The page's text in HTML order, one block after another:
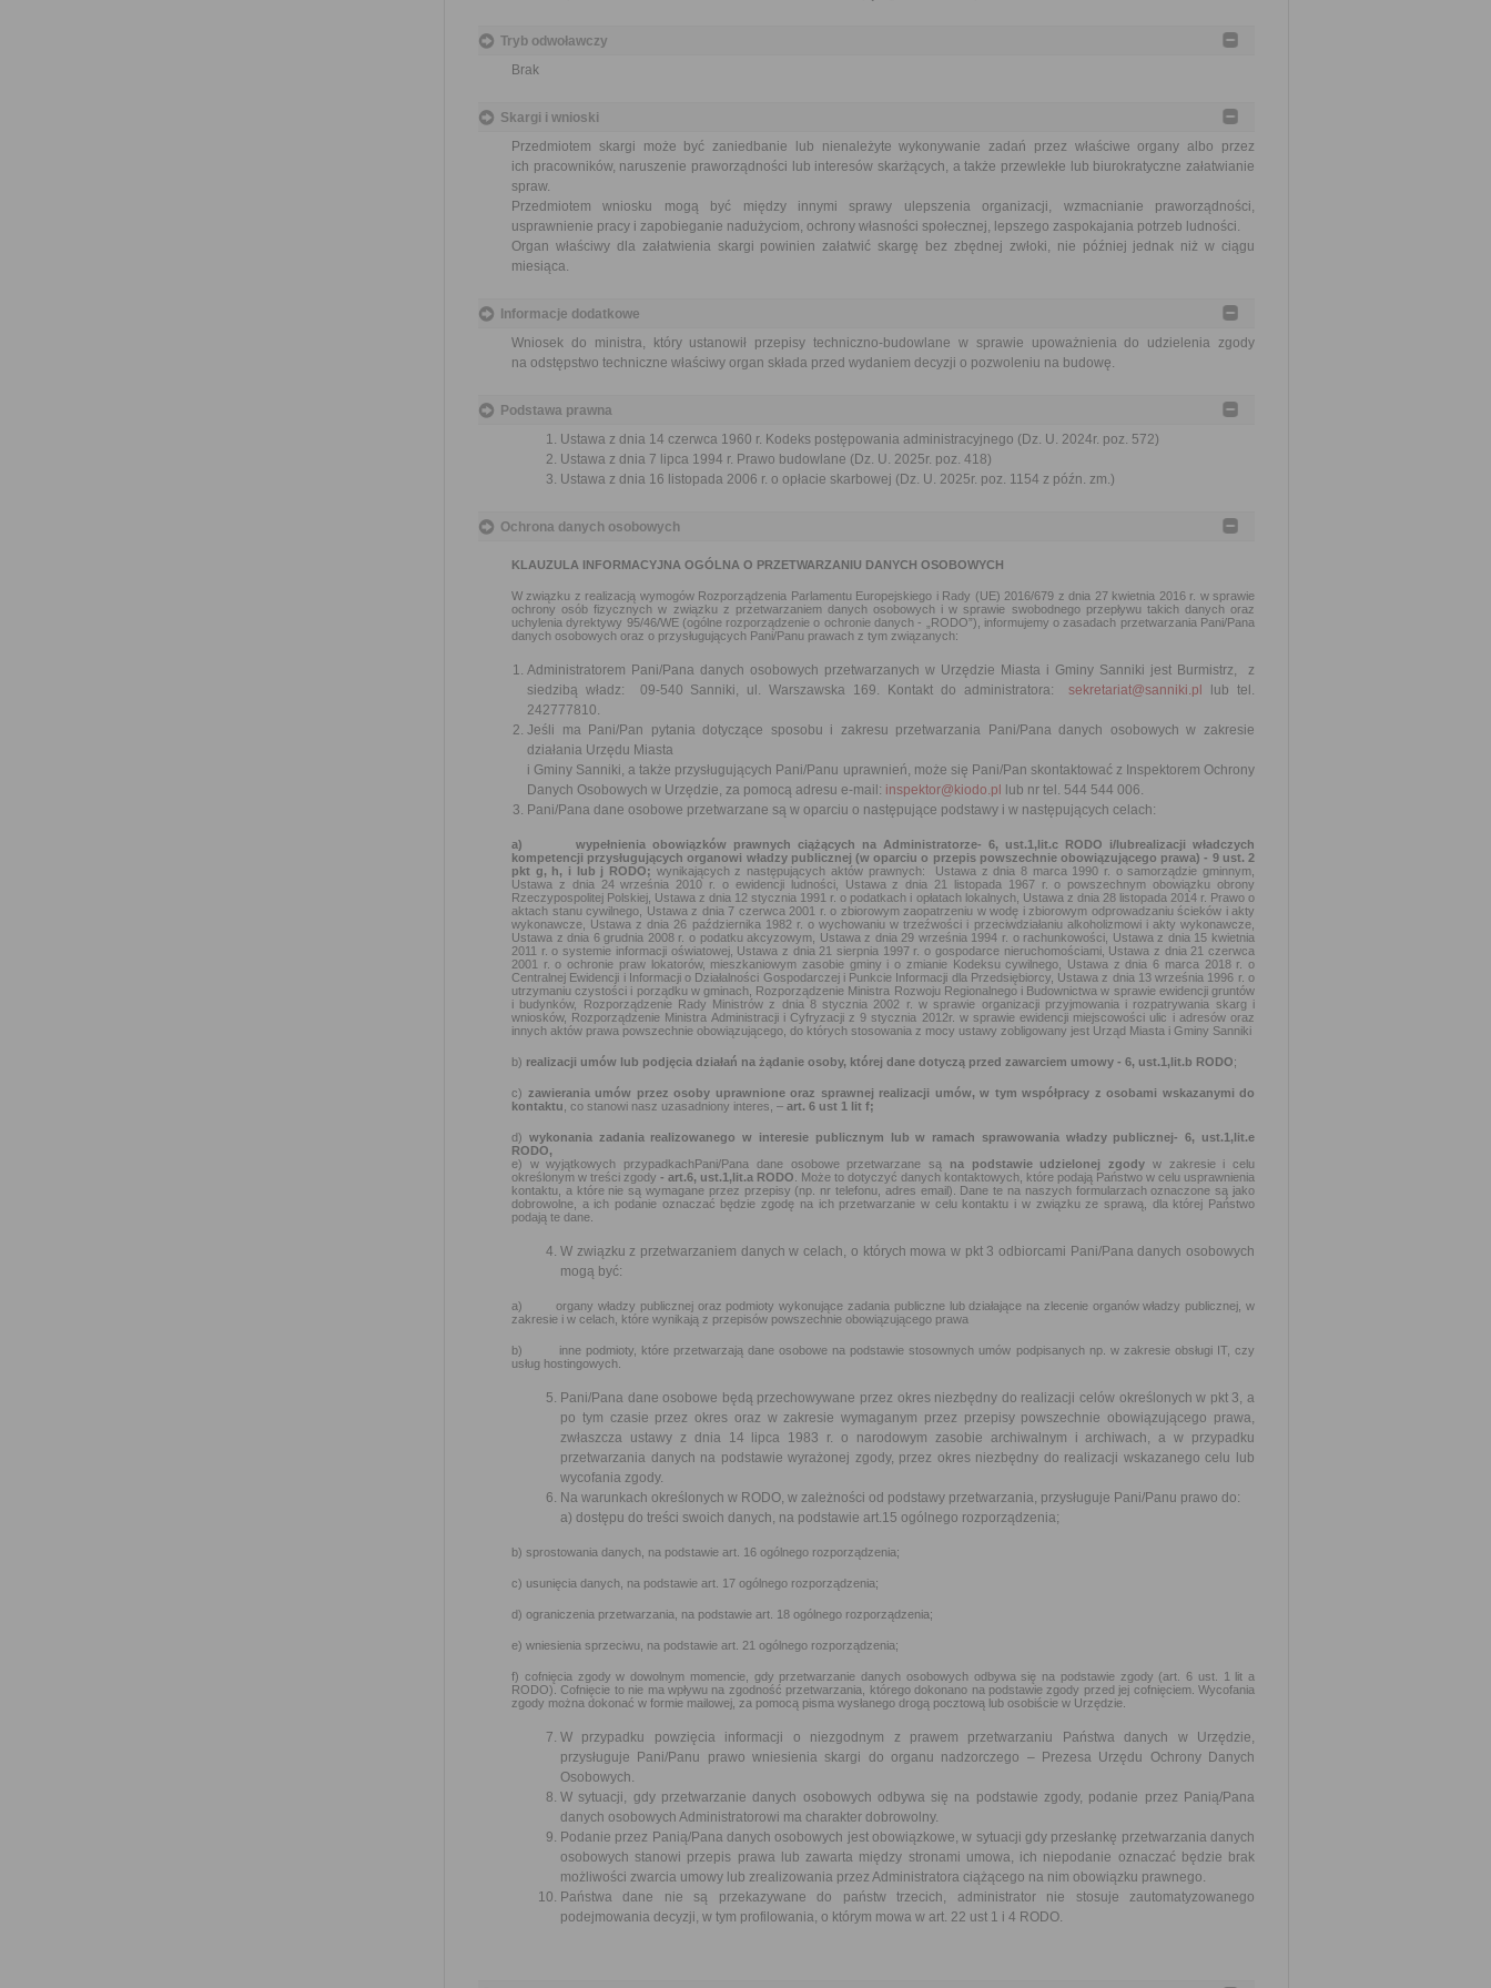
Tryb odwoławczy
Brak
Skargi i wnioski
Przedmiotem skargi może być zaniedbanie lub nienależyte wykonywanie zadań przez właściwe organy albo przez
ich pracowników, naruszenie praworządności lub interesów skarżących, a także przewlekłe lub biurokratyczne załatwianie
spraw.
Przedmiotem wniosku mogą być między innymi sprawy ulepszenia organizacji, wzmacnianie praworządności,
usprawnienie pracy i zapobieganie nadużyciom, ochrony własności społecznej, lepszego zaspokajania potrzeb ludności.
Organ właściwy dla załatwienia skargi powinien załatwić skargę bez zbędnej zwłoki, nie później jednak niż w ciągu
miesiąca.
Informacje dodatkowe
Wniosek do ministra, który ustanowił przepisy techniczno-budowlane w sprawie upoważnienia do udzielenia zgody
na odstępstwo techniczne właściwy organ składa przed wydaniem decyzji o pozwoleniu na budowę.
Podstawa prawna
Ustawa z dnia 14 czerwca 1960 r. Kodeks postępowania administracyjnego (Dz. U. 2024r. poz. 572)
Ustawa z dnia 7 lipca 1994 r. Prawo budowlane (Dz. U. 2025r. poz. 418)
Ustawa z dnia 16 listopada 2006 r. o opłacie skarbowej (Dz. U. 2025r. poz. 1154 z późn. zm.)
Ochrona danych osobowych
KLAUZULA INFORMACYJNA OGÓLNA O PRZETWARZANIU DANYCH OSOBOWYCH
W związku z realizacją wymogów Rozporządzenia Parlamentu Europejskiego i Rady (UE) 2016/679 z dnia 27 kwietnia 2016 r. w sprawie
ochrony osób fizycznych w związku z przetwarzaniem danych osobowych i w sprawie swobodnego przepływu takich danych oraz
uchylenia dyrektywy 95/46/WE (ogólne rozporządzenie o ochronie danych - „RODO”), informujemy o zasadach przetwarzania Pani/Pana
danych osobowych oraz o przysługujących Pani/Panu prawach z tym związanych:
Administratorem Pani/Pana danych osobowych przetwarzanych w Urzędzie Miasta i Gminy Sanniki jest Burmistrz, z
siedzibą władz: 09-540 Sanniki, ul. Warszawska 169. Kontakt do administratora:sekretariat@sanniki.pl
lub tel.
242777810.
Jeśli ma Pani/Pan pytania dotyczące sposobu i zakresu przetwarzania Pani/Pana danych osobowych w zakresie
działania Urzędu Miasta
i Gminy Sanniki, a także przysługujących Pani/Panu uprawnień, może się Pani/Pan skontaktować z Inspektorem Ochrony
Danych Osobowych w Urzędzie, za pomocą adresu e-mail: inspektor@kiodo.pl
lub nr tel. 544 544 006.
Pani/Pana dane osobowe przetwarzane są w oparciu o następujące podstawy i w następujących celach:
a) wypełnienia obowiązków prawnych ciążących na Administratorze- 6, ust.1,lit.c RODO i/lubrealizacji władczych
kompetencji przysługujących organowi władzy publicznej (w oparciu o przepis powszechnie obowiązującego prawa) - 9 ust. 2
pkt g, h, i lub j RODO; wynikających z następujących aktów prawnych: Ustawa z dnia 8 marca 1990 r. o samorządzie gminnym,
Ustawa z dnia 24 września 2010 r. o ewidencji ludności, Ustawa z dnia 21 listopada 1967 r. o powszechnym obowiązku obrony
Rzeczypospolitej Polskiej, Ustawa z dnia 12 stycznia 1991 r. o podatkach i opłatach lokalnych, Ustawa z dnia 28 listopada 2014 r. Prawo o
aktach stanu cywilnego, Ustawa z dnia 7 czerwca 2001 r. o zbiorowym zaopatrzeniu w wodę i zbiorowym odprowadzaniu ścieków i akty
wykonawcze, Ustawa z dnia 26 października 1982 r. o wychowaniu w trzeźwości i przeciwdziałaniu alkoholizmowi i akty wykonawcze,
Ustawa z dnia 6 grudnia 2008 r. o podatku akcyzowym, Ustawa z dnia 29 września 1994 r. o rachunkowości, Ustawa z dnia 15 kwietnia
2011 r. o systemie informacji oświatowej, Ustawa z dnia 21 sierpnia 1997 r. o gospodarce nieruchomościami, Ustawa z dnia 21 czerwca
2001 r. o ochronie praw lokatorów, mieszkaniowym zasobie gminy i o zmianie Kodeksu cywilnego, Ustawa z dnia 6 marca 2018 r. o
Centralnej Ewidencji i Informacji o Działalności Gospodarczej i Punkcie Informacji dla Przedsiębiorcy, Ustawa z dnia 13 września 1996 r. o
utrzymaniu czystości i porządku w gminach, Rozporządzenie Ministra Rozwoju Regionalnego i Budownictwa w sprawie ewidencji gruntów
i budynków, Rozporządzenie Rady Ministrów z dnia 8 stycznia 2002 r. w sprawie organizacji przyjmowania i rozpatrywania skarg i
wniosków, Rozporządzenie Ministra Administracji i Cyfryzacji z 9 stycznia 2012r. w sprawie ewidencji miejscowości ulic i adresów oraz
innych aktów prawa powszechnie obowiązującego, do których stosowania z mocy ustawy zobligowany jest Urząd Miasta i Gminy Sanniki
b) realizacji umów lub podjęcia działań na żądanie osoby, której dane dotyczą przed zawarciem umowy - 6, ust.1,lit.b RODO;
c) zawierania umów przez osoby uprawnione oraz sprawnej realizacji umów, w tym współpracy z osobami wskazanymi do
kontaktu , co stanowi nasz uzasadniony interes, – art. 6 ust 1 lit f;
d) wykonania zadania realizowanego w interesie publicznym lub w ramach sprawowania władzy publicznej-
6, ust.1,lit.e
RODO,
e) w wyjątkowych przypadkachPani/Pana dane osobowe przetwarzane są na podstawie udzielonej zgody w zakresie i celu
określonym w treści zgody - art.6, ust.1,lit.a RODO . Może to dotyczyć danych kontaktowych, które podają Państwo w celu usprawnienia
kontaktu, a które nie są wymagane przez przepisy (np. nr telefonu, adres email). Dane te na naszych formularzach oznaczone są jako
dobrowolne, a ich podanie oznaczać będzie zgodę na ich przetwarzanie w celu kontaktu i w związku ze sprawą, dla której Państwo
podają te dane.
W związku z przetwarzaniem danych w celach, o których mowa w pkt 3 odbiorcami Pani/Pana danych osobowych
mogą być:
a) organy władzy publicznej oraz podmioty wykonujące zadania publiczne lub działające na zlecenie organów władzy publicznej, w
zakresie i w celach, które wynikają z przepisów powszechnie obowiązującego prawa
b) inne podmioty, które przetwarzają dane osobowe na podstawie stosownych umów podpisanych np. w zakresie obsługi IT, czy
usług hostingowych.
Pani/Pana dane osobowe będą przechowywane przez okres niezbędny do realizacji celów określonych w pkt 3, a
po tym czasie przez okres oraz w zakresie wymaganym przez przepisy powszechnie obowiązującego prawa,
zwłaszcza ustawy z dnia 14 lipca 1983 r. o narodowym zasobie archiwalnym i archiwach, a w przypadku
przetwarzania danych na podstawie wyrażonej zgody, przez okres niezbędny do realizacji wskazanego celu lub
wycofania zgody.
Na warunkach określonych w RODO, w zależności od podstawy przetwarzania, przysługuje Pani/Panu prawo do:
a) dostępu do treści swoich danych, na podstawie art.15 ogólnego rozporządzenia;
b) sprostowania danych, na podstawie art. 16 ogólnego rozporządzenia;
c) usunięcia danych, na podstawie art. 17 ogólnego rozporządzenia;
d) ograniczenia przetwarzania, na podstawie art. 18 ogólnego rozporządzenia;
e) wniesienia sprzeciwu, na podstawie art. 21 ogólnego rozporządzenia;
f) cofnięcia zgody w dowolnym momencie, gdy przetwarzanie danych osobowych odbywa się na podstawie zgody (art. 6 ust. 1 lit a
RODO). Cofnięcie to nie ma wpływu na zgodność przetwarzania, którego dokonano na podstawie zgody przed jej cofnięciem. Wycofania
zgody można dokonać w formie mailowej, za pomocą pisma wysłanego drogą pocztową lub osobiście w Urzędzie.
W przypadku powzięcia informacji o niezgodnym z prawem przetwarzaniu Państwa danych w Urzędzie,
przysługuje Pani/Panu prawo wniesienia skargi do organu nadzorczego – Prezesa Urzędu Ochrony Danych
Osobowych.
W sytuacji, gdy przetwarzanie danych osobowych odbywa się na podstawie zgody, podanie przez Panią/Pana
danych osobowych Administratorowi ma charakter dobrowolny.
Podanie przez Panią/Pana danych osobowych jest obowiązkowe, w sytuacji gdy przesłankę przetwarzania danych
osobowych stanowi przepis prawa lub zawarta między stronami umowa, ich niepodanie oznaczać będzie brak
możliwości zwarcia umowy lub zrealizowania przez Administratora ciążącego na nim obowiązku prawnego.
Państwa dane nie są przekazywane do państw trzecich, administrator nie stosuje zautomatyzowanego
podejmowania decyzji, w tym profilowania, o którym mowa w art. 22 ust 1 i 4 RODO.